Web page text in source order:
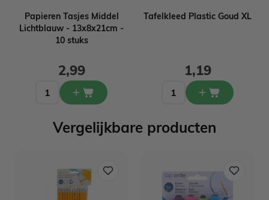
Papieren Tasjes Middel
Lichtblauw - 13x8x21cm -
10 stuks
2,99
Tafelkleed Plastic Goud XL
1,19
Vergelijkbare producten